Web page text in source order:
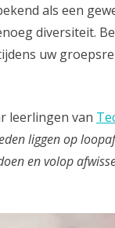
als een
diversiteit.
uw
leerlingen van
liggen op
en volop